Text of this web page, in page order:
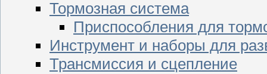
Тормозная система
Приспособления для
Инструмент и наборы для
Трансмиссия и сцепление